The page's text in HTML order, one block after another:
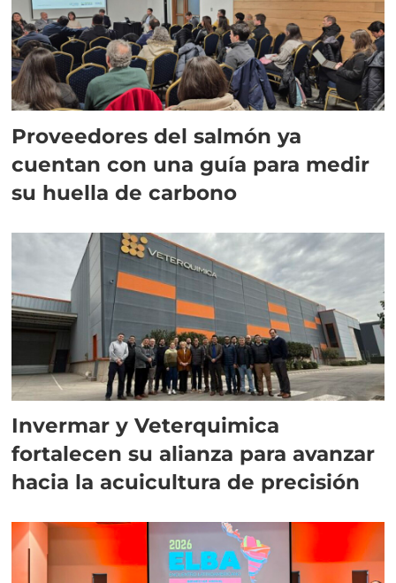
Proveedores del salmón ya
cuentan con una guía para medir
su huella de carbono
Invermar y Veterquimica
fortalecen su alianza para avanzar
hacia la acuicultura de precisión